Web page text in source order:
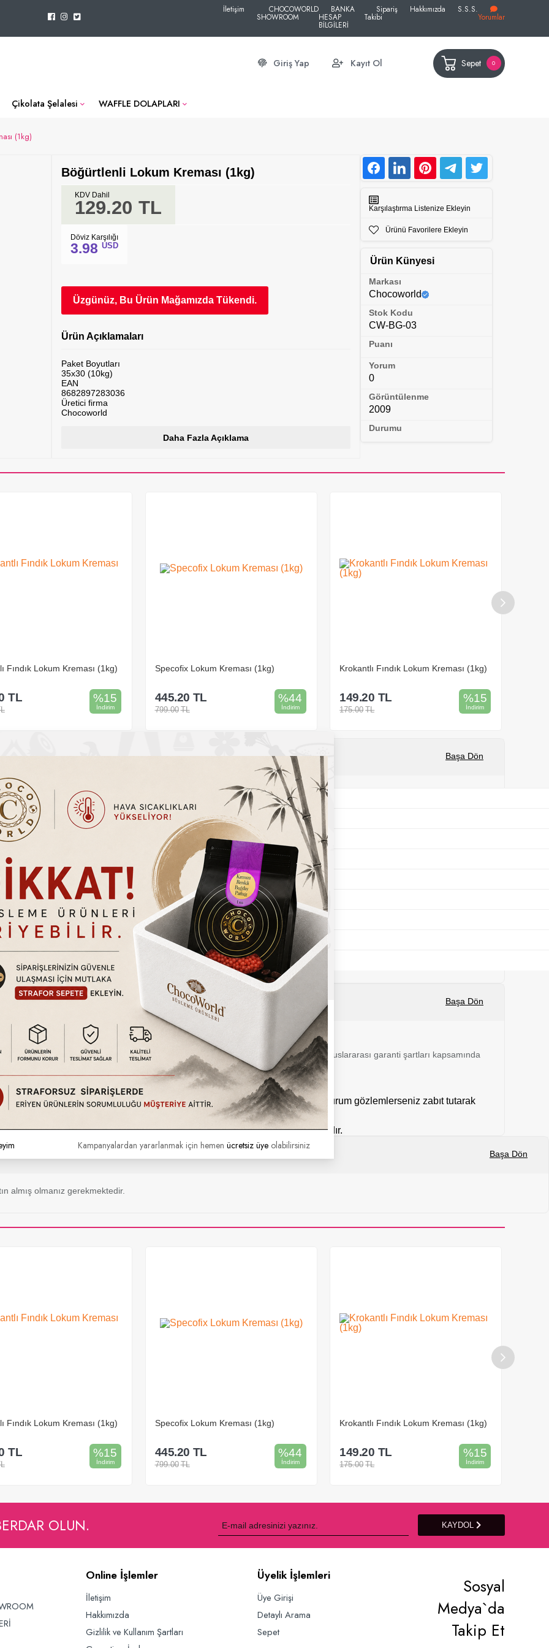
İletişim CHOCOWORLD
SHOWROOM
BANKA
HESAP
BİLGİLERİ
Sipariş
Takibi
Hakkımızda S.S.S.
Yorumlar
Giriş Yap Kayıt Ol Sepet 0
Çikolata Şelalesi WAFFLE DOLAPLARI
(1kg)
Böğürtlenli Lokum Kreması (1kg)
129.20 TL
KDV Dahil
Döviz Karşılığı
3.98 USD
Üzgünüz, Bu Ürün Mağamızda Tükendi.
Ürün Açıklamaları
Paket Boyutları
35x30 (10kg)
EAN
8682897283036
Üretici firma
Chocoworld
10kg
Daha Fazla Açıklama
Karşılaştırma Listenize Ekleyin
Ürünü Favorilere Ekleyin
Ürün Künyesi
Markası
Chocoworld
Stok Kodu
CW-BG-03
Puanı
Yorum
0
Görüntülenme
2009
Durumu
Fındık Lokum Kreması (1kg)
%15
İndirim
TL
Sepete Ekle
Specofix Lokum Kreması (1kg)
%44
İndirim
445.20 TL
799.00 TL
Sepete Ekle
Krokantlı Fındık Lokum Kreması (1kg)
%15
İndirim
149.20 TL
175.00 TL
Başa Dön
Meyve Parçacıklı)
Başa Dön
Ürün hasarlı kullanım, kullanıcı hataları vb. durumlar dışında 24 ay boyunca uluslararası garanti şartları kapsamında
ayıplı olup olmadığını kontrol ediniz. Eğer kargonuzda normal dışı bir durum gözlemlerseniz zabıt tutarak
(Hızlı kargo vb. uyarı simgeleri.) 2 iş günü içerisinde kargolanmaktadır.
Başa Dön
almış olmanız gerekmektedir.
Fındık Lokum Kreması (1kg)
%15
İndirim
TL
Specofix Lokum Kreması (1kg)
%44
İndirim
445.20 TL
799.00 TL
Krokantlı Fındık Lokum Kreması (1kg)
%15
İndirim
149.20 TL
175.00 TL
OLUN. KAYDOL
Online İşlemler
İletişim
Hakkımızda
Gizlilik ve Kullanım Şartları
Üyelik İşlemleri
Üye Girişi
Detaylı Arama
Sepet
Sosyal
Medya`da
Takip Et
Kampanyalardan yararlanmak için hemen ücretsiz üye olabilirsiniz